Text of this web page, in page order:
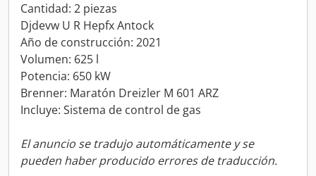
Cantidad: 2 piezas
Djdevw U R Hepfx Antock
Año de construcción: 2021
Volumen: 625 l
Potencia: 650 kW
Brenner: Maratón Dreizler M 601 ARZ
Incluye: Sistema de control de gas
El anuncio se tradujo automáticamente y se
pueden haber producido errores de traducción.